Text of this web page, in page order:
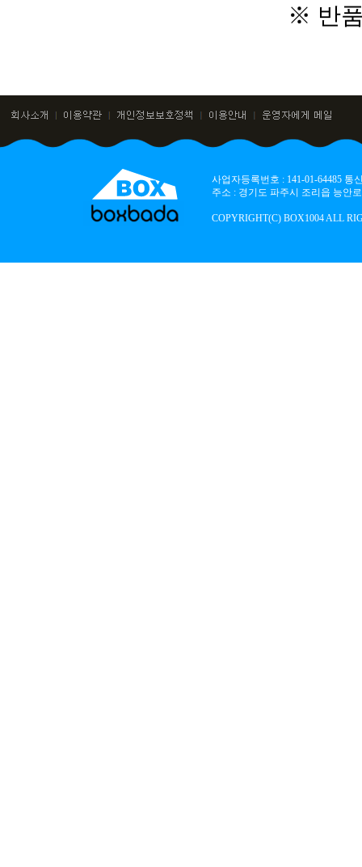
※ 반
사업자등록번호 : 141-01-64485
주소 : 경기도 파주시 조리읍 능안
COPYRIGHT(C) BOX1004 ALL